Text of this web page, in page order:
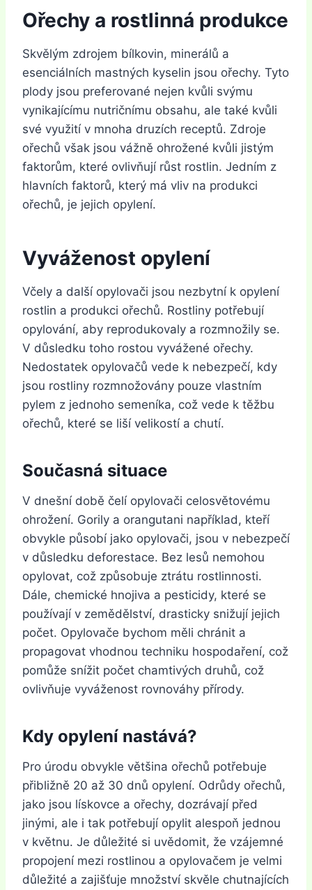
Ořechy a rostlinná produkce
Skvělým zdrojem bílkovin, minerálů a
esenciálních mastných kyselin jsou ořechy. Tyto
plody jsou preferované nejen kvůli svýmu
vynikajícímu nutričnímu obsahu, ale také kvůli
své využití v mnoha druzích receptů. Zdroje
ořechů však jsou vážně ohrožené kvůli jistým
faktorům, které ovlivňují růst rostlin. Jedním z
hlavních faktorů, který má vliv na produkci
ořechů, je jejich opylení.
Vyváženost opylení
Včely a další opylovači jsou nezbytní k opylení
rostlin a produkci ořechů. Rostliny potřebují
opylování, aby reprodukovaly a rozmnožily se.
V důsledku toho rostou vyvážené ořechy.
Nedostatek opylovačů vede k nebezpečí, kdy
jsou rostliny rozmnožovány pouze vlastním
pylem z jednoho semeníka, což vede k těžbu
ořechů, které se liší velikostí a chutí.
Současná situace
V dnešní době čelí opylovači celosvětovému
ohrožení. Gorily a orangutani například, kteří
obvykle působí jako opylovači, jsou v nebezpečí
v důsledku deforestace. Bez lesů nemohou
opylovat, což způsobuje ztrátu rostlinnosti.
Dále, chemické hnojiva a pesticidy, které se
používají v zemědělství, drasticky snižují jejich
počet. Opylovače bychom měli chránit a
propagovat vhodnou techniku hospodaření, což
pomůže snížit počet chamtivých druhů, což
ovlivňuje vyváženost rovnováhy přírody.
Kdy opylení nastává?
Pro úrodu obvykle většina ořechů potřebuje
přibližně 20 až 30 dnů opylení. Odrůdy ořechů,
jako jsou lískovce a ořechy, dozrávají před
jinými, ale i tak potřebují opylit alespoň jednou
v květnu. Je důležité si uvědomit, že vzájemné
propojení mezi rostlinou a opylovačem je velmi
důležité a zajišťuje množství skvěle chutnajících